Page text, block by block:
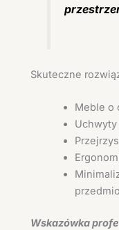
Skuteczne
Meble o
Wskazówka